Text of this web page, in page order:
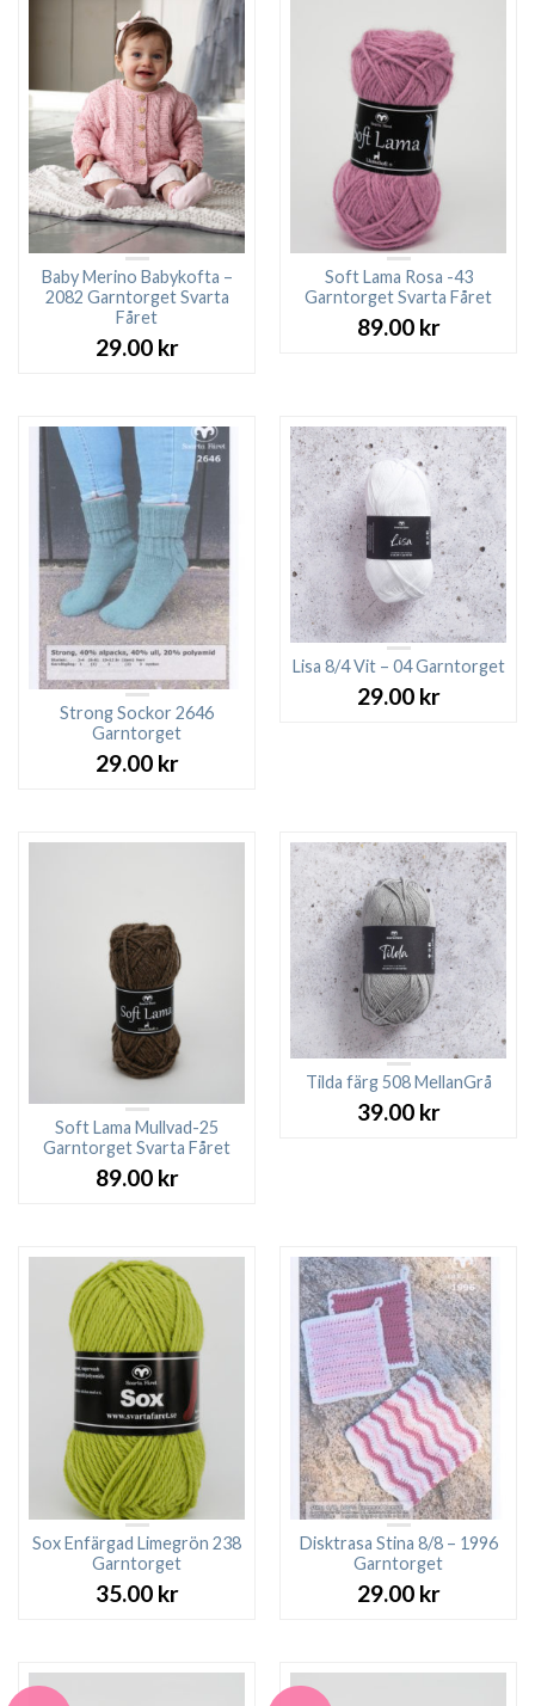
Baby Merino Babykofta –
2082 Garntorget Svarta
Fåret
29.00 kr
Soft Lama Rosa -43
Garntorget Svarta Fåret
89.00 kr
Strong Sockor 2646
Garntorget
29.00 kr
Lisa 8/4 Vit – 04 Garntorget
29.00 kr
Soft Lama Mullvad-25
Garntorget Svarta Fåret
89.00 kr
Tilda färg 508 MellanGrå
39.00 kr
Sox Enfärgad Limegrön 238
Garntorget
35.00 kr
Disktrasa Stina 8/8 – 1996
Garntorget
29.00 kr